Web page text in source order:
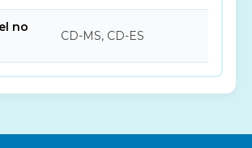
no
CD-MS, CD-ES